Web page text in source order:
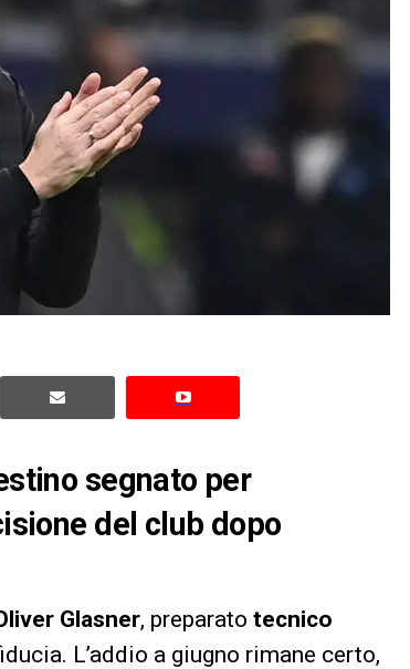
segnato per
del club dopo
Glasner, preparato tecnico
L’addio a giugno rimane certo,